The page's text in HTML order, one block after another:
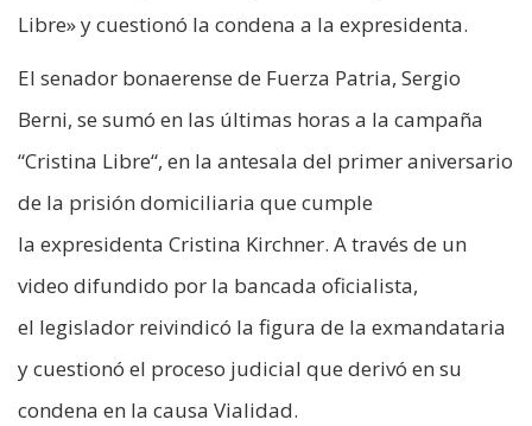
Libre» y cuestionó la condena a la expresidenta.
El senador bonaerense de Fuerza Patria, Sergio
Berni, se sumó en las últimas horas a la campaña
“Cristina Libre“, en la antesala del primer aniversario
de la prisión domiciliaria que cumple
la expresidenta Cristina Kirchner. A través de un
video difundido por la bancada oficialista,
el legislador reivindicó la figura de la exmandataria
y cuestionó el proceso judicial que derivó en su
condena en la causa Vialidad.